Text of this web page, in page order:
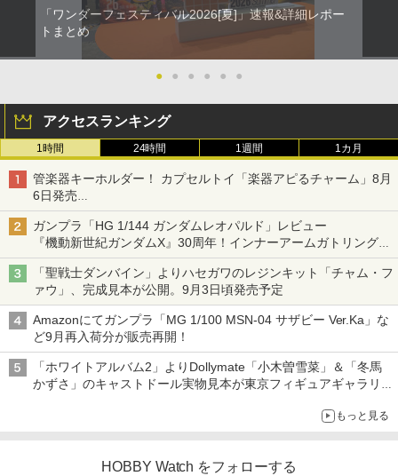
「ワンダーフェスティバル2026[夏]」速報&詳細レポー
トまとめ
● ● ● ● ● ●
アクセスランキング
1時間 24時間 1週間 1カ月
管楽器キーホルダー！ カプセルトイ「楽器アピるチャーム」8月
6日発売
チューバ、テナサクなど5種各3色
ガンプラ「HG 1/144 ガンダムレオパルド」レビュー
『機動新世紀ガンダムX』30周年！インナーアームガトリングの
変形機構まで再現し最新フォーマットでキット化！
「聖戦士ダンバイン」よりハセガワのレジンキット「チャム・フ
ァウ」、完成見本が公開。9月3日頃発売予定
Amazonにてガンプラ「MG 1/100 MSN-04 サザビー Ver.Ka」な
ど9月再入荷分が販売再開！
「ホワイトアルバム2」よりDollymate「小木曽雪菜」＆「冬馬
かずさ」のキャストドール実物見本が東京フィギュアギャラリー
もっと見る
HOBBY Watch をフォローする